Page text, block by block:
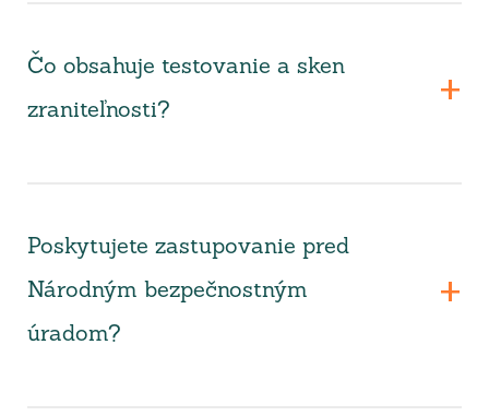
Čo obsahuje testovanie a sken
zraniteľnosti?
Poskytujete zastupovanie pred
Národným bezpečnostným
úradom?